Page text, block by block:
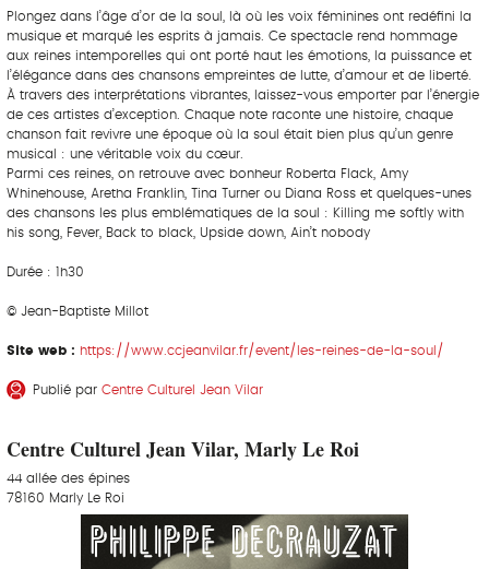
Plongez dans l’âge d’or de la soul, là où les voix féminines ont redéfini la
musique et marqué les esprits à jamais. Ce spectacle rend hommage
aux reines intemporelles qui ont porté haut les émotions, la puissance et
l’élégance dans des chansons empreintes de lutte, d’amour et de liberté.
À travers des interprétations vibrantes, laissez-vous emporter par l’énergie
de ces artistes d’exception. Chaque note raconte une histoire, chaque
chanson fait revivre une époque où la soul était bien plus qu’un genre
musical : une véritable voix du cœur.
Parmi ces reines, on retrouve avec bonheur Roberta Flack, Amy
Whinehouse, Aretha Franklin, Tina Turner ou Diana Ross et quelques-unes
des chansons les plus emblématiques de la soul : Killing me softly with
his song, Fever, Back to black, Upside down, Ain’t nobody
Durée : 1h30
© Jean-Baptiste Millot
Site web : https://www.ccjeanvilar.fr/event/les-reines-de-la-soul/
Publié par Centre Culturel Jean Vilar
Centre Culturel Jean Vilar, Marly Le Roi
44 allée des épines
78160 Marly Le Roi